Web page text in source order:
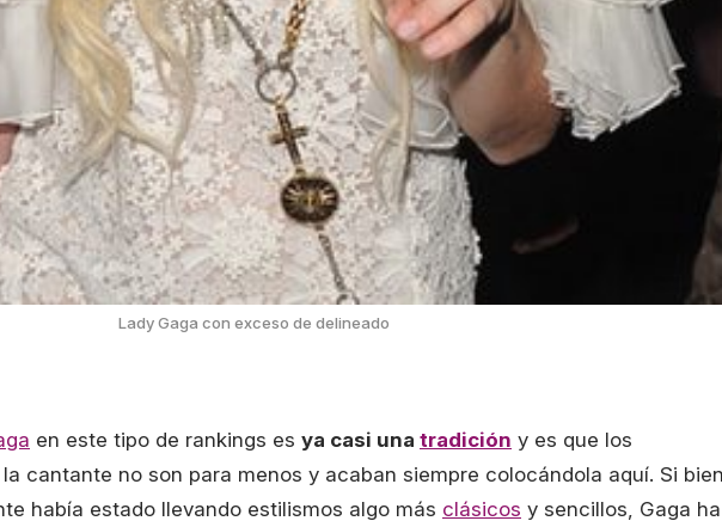
Lady Gaga con exceso de delineado
en este tipo de rankings es ya casi una tradición y es que los
cantante no son para menos y acaban siempre colocándola aquí. Si
había estado llevando estilismos algo más clásicos y sencillos, Gaga ha